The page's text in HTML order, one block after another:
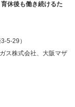
休後も働き続けるた
5-29）
ス株式会社、大阪マザ